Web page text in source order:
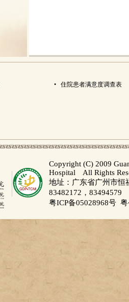
• 住院患者满意度调查表
Copyright (C) 2009
Hospital All Rights
地址：广东省广州市
83482172，83494579
粤ICP备05028968号